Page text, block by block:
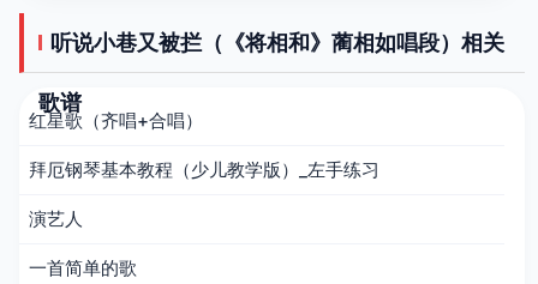
听说小巷又被拦（《将相和》蔺相如唱段）相关
歌谱
红星歌（齐唱+合唱）
拜厄钢琴基本教程（少儿教学版）_左手练习
演艺人
一首简单的歌